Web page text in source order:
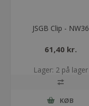
JSGB Clip - NW36
61,40 kr.
Lager: 2 på lager
KØB